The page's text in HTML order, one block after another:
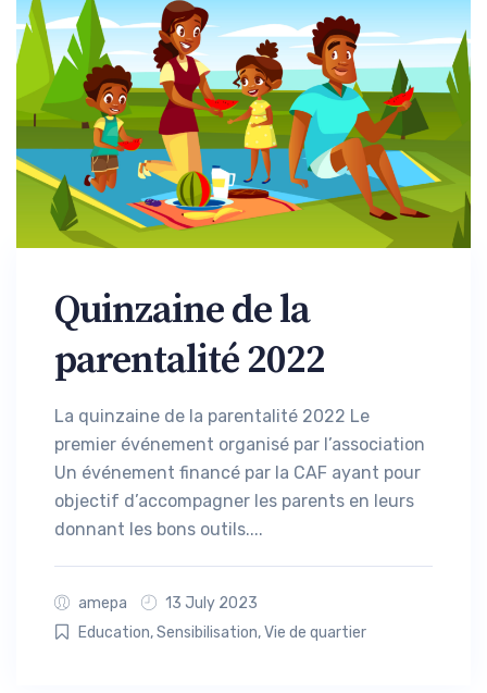
Quinzaine de la
parentalité 2022
La quinzaine de la parentalité 2022 Le
premier événement organisé par l’association
Un événement financé par la CAF ayant pour
objectif d’accompagner les parents en leurs
donnant les bons outils....
amepa
13 July 2023
Education,Sensibilisation,Vie de quartier